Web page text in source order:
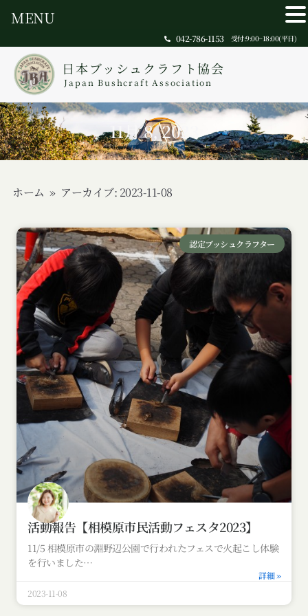
042-786-1153 受付:9:00~18:00(平日)
日本ブッシュクラフト協会
Japan Bushcraft Association
11月 8, 2023
ホーム » アーカイブ: 2023-11-08
認定ブッシュクラフター
活動報告【相模原市民活動フェスタ2023】
11/5 相模原市の淵野辺公園で行われたフェスで火起こし体験
を行いました
詳細 »
2023-11-08
MENU